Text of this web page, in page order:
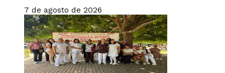
7 de agosto de 2026